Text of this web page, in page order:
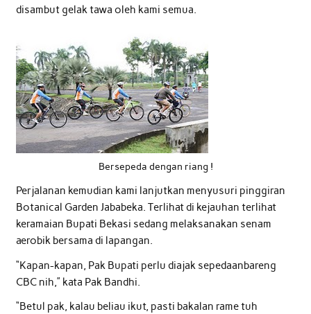
disambut gelak tawa oleh kami semua.
Bersepeda dengan riang !
Perjalanan kemudian kami lanjutkan menyusuri pinggiran
Botanical Garden Jababeka. Terlihat di kejauhan terlihat
keramaian Bupati Bekasi sedang melaksanakan senam
aerobik bersama di lapangan.
“Kapan-kapan, Pak Bupati perlu diajak sepedaanbareng
CBC nih,” kata Pak Bandhi.
“Betul pak, kalau beliau ikut, pasti bakalan rame tuh